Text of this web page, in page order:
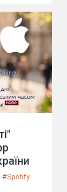
#Spotify